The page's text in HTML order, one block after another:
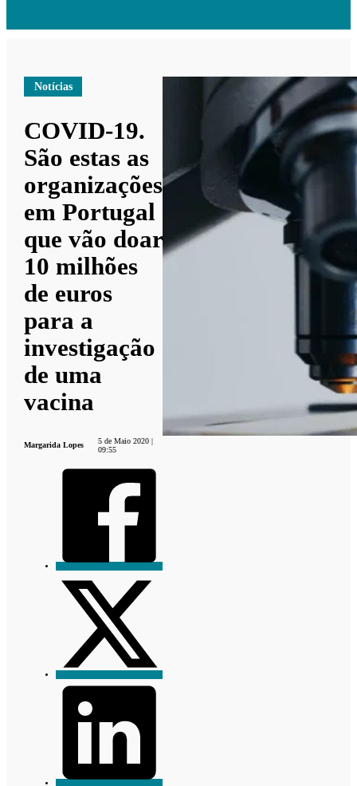
Notícias
COVID-19.
São estas as
organizações
em Portugal
que vão doar
10 milhões
de euros
para a
investigação
de uma
vacina
Margarida Lopes
5 de Maio 2020 |
09:55